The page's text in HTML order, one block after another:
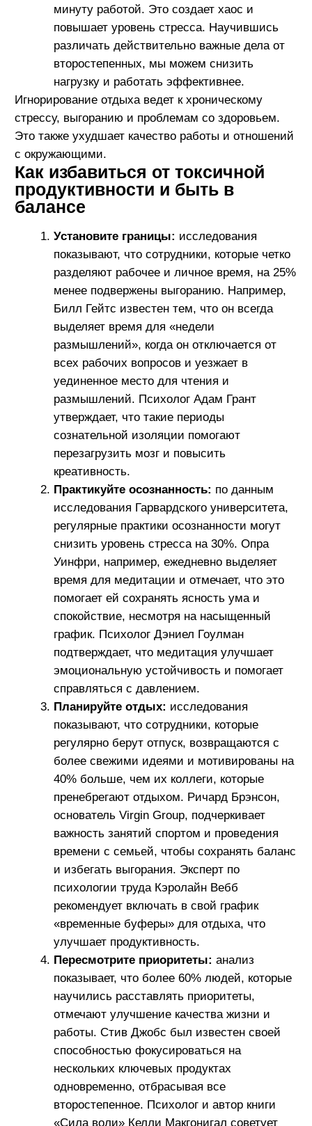
более свежими идеями и мотивированы на
пренебрегают отдыхом. Ричард Брэнсон,
основатель Virgin Group, подчеркивает
важность занятий спортом и проведения
времени с семьей, чтобы сохранять баланс
и избегать выгорания. Эксперт по
психологии труда Кэролайн Вебб
рекомендует включать в свой график
«временные буферы» для отдыха, что
улучшает продуктивность.
Пересмотрите приоритеты:
показывает, что более 60% людей, которые
научились расставлять приоритеты,
отмечают улучшение качества жизни и
работы. Стив Джобс был известен своей
способностью фокусироваться на
одновременно, отбрасывая все
второстепенное. Психолог и автор книги
«Сила воли» Келли Макгонигал советует
использовать технику «матрицы
Эйзенхауэра», чтобы различать срочные и
важные задачи.
что делать, то вы всегда можете обратится
в отдел по работе с персоналом за
квалифицированной помощью и
поддержкой.
Токсичная продуктивность разрушает баланс
между работой и личной жизнью. Важно помнить,
удовлетворение от жизни.
Читайте еще